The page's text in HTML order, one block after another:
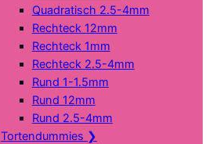
Quadratisch 2.5-4mm
Rechteck 12mm
Rechteck 1mm
Rechteck 2.5-4mm
Rund 1-1.5mm
Rund 12mm
Rund 2.5-4mm
Tortendummies ❯